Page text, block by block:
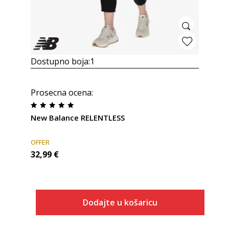
Dostupno boja:1
Prosecna ocena:
New Balance RELENTLESS
OFFER
32,99 €
Dodajte u košaricu